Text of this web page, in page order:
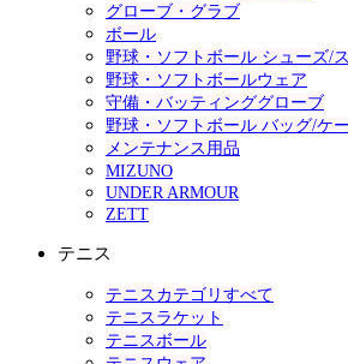
グローブ・グラブ
ボール
野球・ソフトボール シューズ/
野球・ソフトボールウェア
守備・バッティンググローブ
野球・ソフトボール バッグ/ケ
メンテナンス用品
MIZUNO
UNDER ARMOUR
ZETT
テニス
テニスカテゴリすべて
テニスラケット
テニスボール